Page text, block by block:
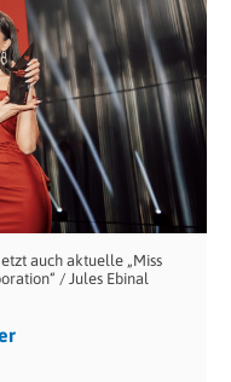
auch aktuelle „Miss
/ Jules Ebinal